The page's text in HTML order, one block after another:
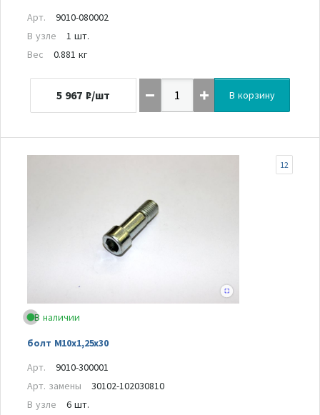
Арт.
9010-080002
В узле
1 шт.
Вес
0.881 кг
5 967 ₽/шт В корзину
В наличии
болт М10х1,25х30
12
Арт.
9010-300001
Арт. замены
30102-102030810
В узле
6 шт.